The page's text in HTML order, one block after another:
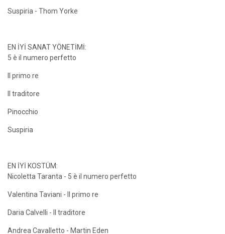
Suspiria - Thom Yorke
EN İYİ SANAT YÖNETİMİ:
5 è il numero perfetto
Il primo re
Il traditore
Pinocchio
Suspiria
EN İYİ KOSTÜM:
Nicoletta Taranta - 5 è il numero perfetto
Valentina Taviani - Il primo re
Daria Calvelli - Il traditore
Andrea Cavalletto - Martin Eden